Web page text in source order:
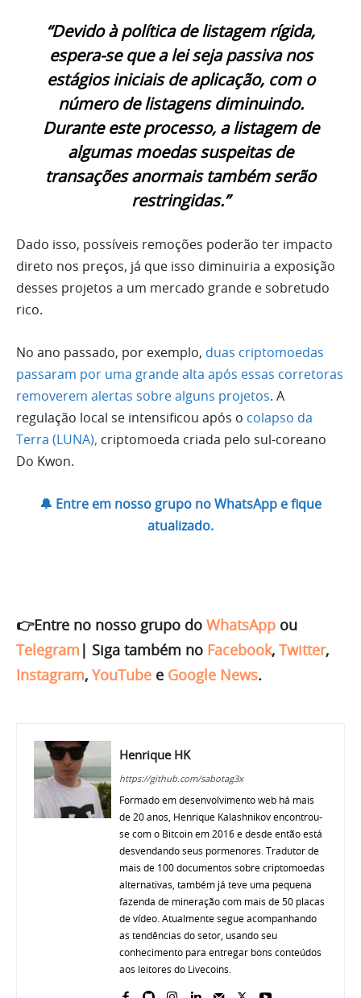
“Devido à política de listagem rígida,
espera-se que a lei seja passiva nos
estágios iniciais de aplicação, com o
número de listagens diminuindo.
Durante este processo, a listagem de
algumas moedas suspeitas de
transações anormais também serão
restringidas.”
Dado isso, possíveis remoções poderão ter impacto
direto nos preços, já que isso diminuiria a exposição
desses projetos a um mercado grande e sobretudo
rico.
No ano passado, por exemplo, duas criptomoedas
passaram por uma grande alta após essas corretoras
removerem alertas sobre alguns projetos. A
regulação local se intensificou após o colapso da
Terra (LUNA), criptomoeda criada pelo sul-coreano
Do Kwon.
🔔 Entre em nosso grupo no WhatsApp e fique
atualizado.
👉Entre no nosso grupo do WhatsApp ou
Telegram | Siga também no Facebook, Twitter,
Instagram, YouTube e Google News.
Henrique HK
https://github.com/sabotag3x
Formado em desenvolvimento web há mais
de 20 anos, Henrique Kalashnikov encontrou-
se com o Bitcoin em 2016 e desde então está
desvendando seus pormenores. Tradutor de
mais de 100 documentos sobre criptomoedas
alternativas, também já teve uma pequena
fazenda de mineração com mais de 50 placas
de vídeo. Atualmente segue acompanhando
as tendências do setor, usando seu
conhecimento para entregar bons conteúdos
aos leitores do Livecoins.